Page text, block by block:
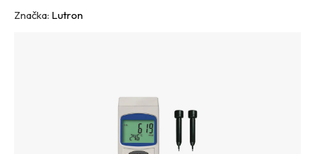
Značka: Lutron